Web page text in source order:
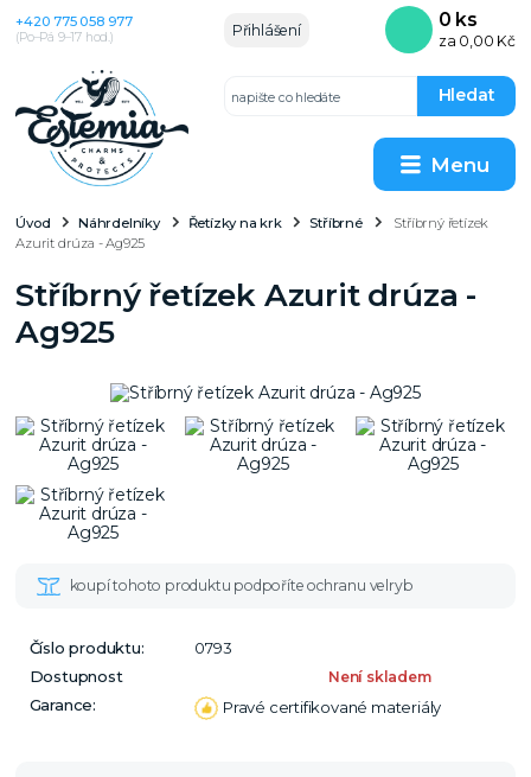
Menu
Přihlášení
Hledat
+420 775 058 977
(Po–Pá 9–17 hod.)
0 ks
za 0,00 Kč
Úvod Náhrdelníky Řetízky na krk Stříbrné
Stříbrný řetízek
Azurit drúza - Ag925
Stříbrný řetízek Azurit drúza -
Ag925
Číslo produktu:
0793
Dostupnost
Není skladem
Garance: Pravé certifikované materiály